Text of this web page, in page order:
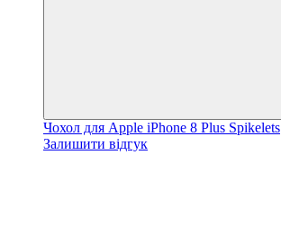
Чохол для Apple iPhone 8 Plus Spikelets
Залишити відгук